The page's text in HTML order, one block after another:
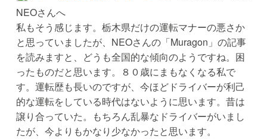
NEOさんへ
私もそう感じます。栃木県だけの運転マナーの悪さか
と思っていましたが、NEOさんの「Muragon」の記事
を読みますと、どうも全国的な傾向のようですね。困
ったものだと思います。８０歳にまもなくなる私で
す。運転歴も長いのですが、今ほどドライバーが利己
的な運転をしている時代はないように思います。昔は
譲り合っていた。もちろん乱暴なドライバーがいまし
たが、今よりもかなり少なかったと思います。